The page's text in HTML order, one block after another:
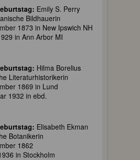
Emily S. Perry
Bildhauerin
1873 in New Ipswich NH
in Ann Arbor MI
Hilma Borelius
Literaturhistorikerin
1869 in Lund
1932 in ebd.
Elisabeth Ekman
Botanikerin
1862
in Stockholm